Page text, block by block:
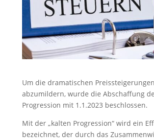
Um die dramatischen Preissteigerungen
abzumildern, wurde die Abschaffung
Progression mit 1.1.2023 beschlossen.
Mit der „kalten Progression“ wird ein
bezeichnet, der durch das